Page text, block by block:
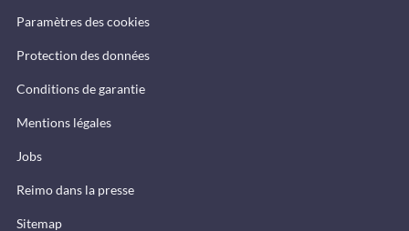
Paramètres des cookies
Protection des données
Conditions de garantie
Mentions légales
Jobs
Reimo dans la presse
Sitemap